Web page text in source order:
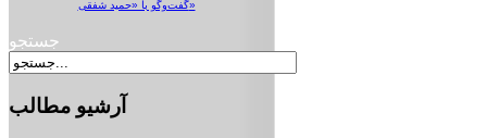
گفت‌وگو با «حمید شفقی»
جستجو
آرشیو مطالب